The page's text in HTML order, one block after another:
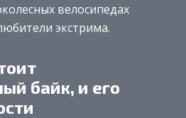
велосипедах
экстрима.
байк, и его